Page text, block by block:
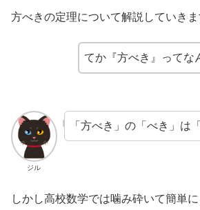
方べきの定理について解説していきま
てか『方べき』ってな
ジル
「方べき」の「べき」は
しかし高校数学では噛み砕いて簡単